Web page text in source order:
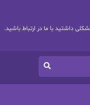
داشتید با ما در ارتباط باشید.